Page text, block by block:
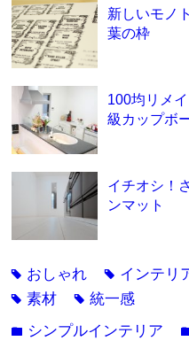
新しいモノ
葉の枠
100均リメ
級カップボ
イチオシ！
ンマット
tag おしゃれ tag インテリ
tag素材 tag統一感
folder シンプルインテリア